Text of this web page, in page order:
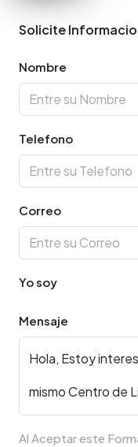
Solicite
Nombre
Telefono
Correo
Yo soy
Mensaje
Al Aceptar este